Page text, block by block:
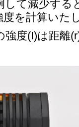
て減少する
を計算いた
度(I)は距離